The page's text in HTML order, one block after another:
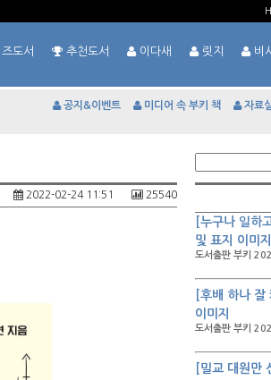
도서 추천도서 이다새 릿지 비
공지&이벤트 미디어 속 부키 책 자료
25540
2022-02-24 11:51
[누구나 일하
및 표지 이미지
도서출판 부키
[후배 하나 잘
이미지
도서출판 부키
[밀교 대원만